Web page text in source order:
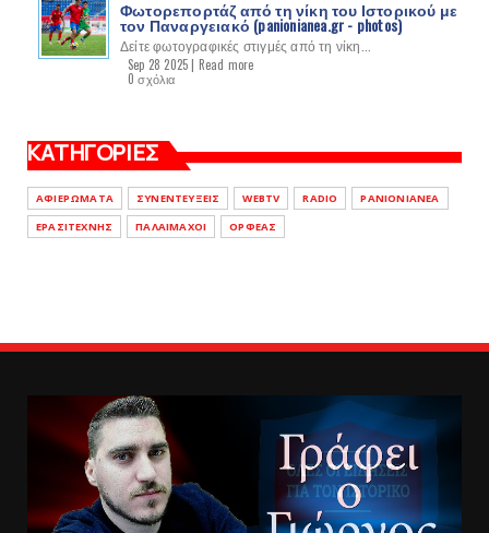
Φωτορεπορτάζ από τη νίκη του Ιστορικού με
τον Παναργειακό (panionianea.gr - photos)
Δείτε φωτογραφικές στιγμές από τη νίκη...
Sep 28 2025 | Read more
0 σχόλια
ΚΑΤΗΓΟΡΙΕΣ
ΑΦΙΕΡΩΜΑΤΑ ΣΥΝΕΝΤΕΥΞΕΙΣ WEBTV RADIO
PANIONIANEA
ΕΡΑΣΙΤΕΧΝΗΣ
ΠΑΛΑΙΜΑΧΟΙ ΟΡΦΕΑΣ